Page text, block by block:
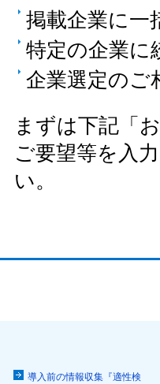
掲載企業に一
特定の企業に
企業選定のご
まずは下記「
ご要望等を入
い。
導入前の情報収集『適性検